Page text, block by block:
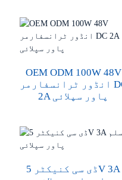
OEM ODM 100W 48V
انڈور ٹرانسفارمر DC
2A پاور سپلائی
ڈی سی کنیکٹر 5V 3A